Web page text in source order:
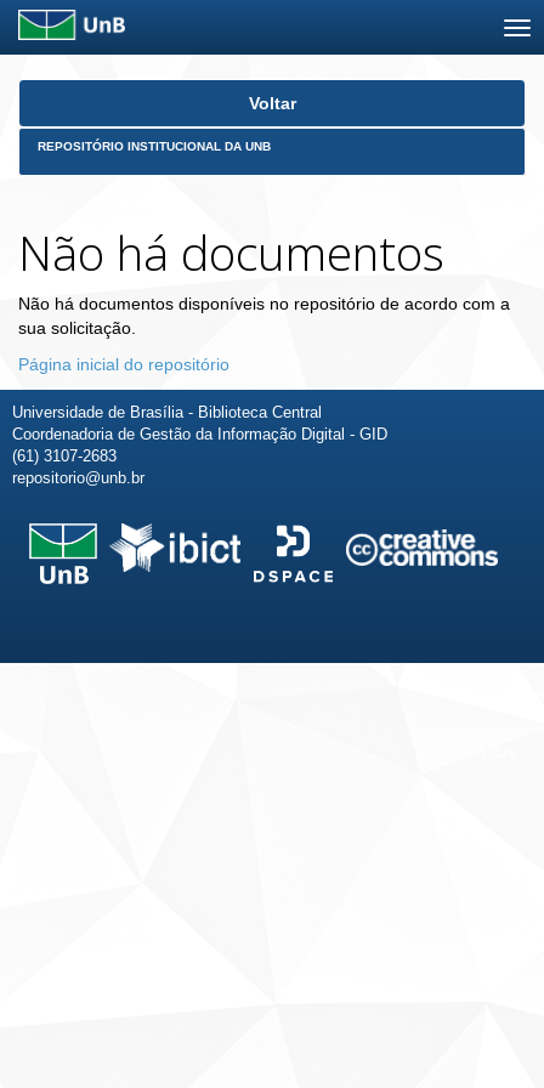
Skip
Voltar
REPOSITÓRIO INSTITUCIONAL DA UNB
Não há documentos
Não há documentos disponíveis no repositório de acordo com a
sua solicitação.
Página inicial do repositório
Universidade de Brasília - Biblioteca Central
Coordenadoria de Gestão da Informação Digital - GID
(61) 3107-2683
repositorio@unb.br